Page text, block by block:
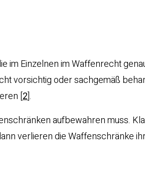
Einzelnen im Waffenrecht
vorsichtig oder sachgemäß
[2].
aufbewahren muss.
verlieren die Waffenschränke